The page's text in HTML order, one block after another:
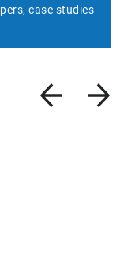
case studies